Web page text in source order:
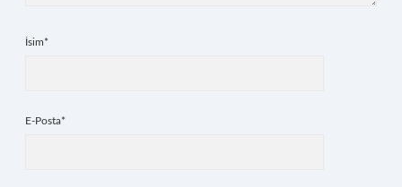
İsim*
E-Posta*